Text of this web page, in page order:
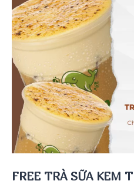
FREE TRÀ SỮA KEM